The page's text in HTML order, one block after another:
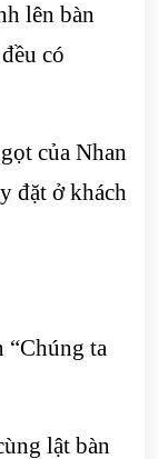
lên bàn
có
của Nhan
đặt ở khách
“Chúng ta
lật bàn